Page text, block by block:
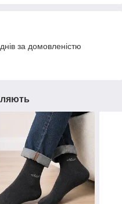
за домовленістю